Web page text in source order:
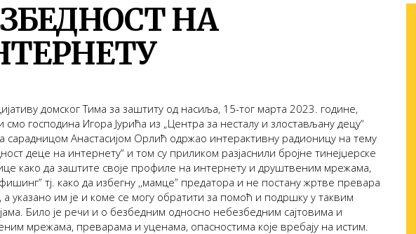
НА
домског Тима за заштиту од насиља, 15-тог марта 2023. године,
смо господина Игора Јурића из „Центра за несталу и злостављану децу“
сарадницом Анастасијом Орлић одржао интерактивну радионицу на тему
деце на интернету“ и том су приликом разјаснили бројне тинејџерске
како да заштите своје профиле на интернету и друштвеним мрежама,
тј. како да избегну ,,мамце” предатора и не постану жртве превара
а указано им је и коме се могу обратити за помоћ и подршку у таквим
Било је речи и о безбедним односно небезбедним сајтовима и
мрежама, преварама и уценама, опасностима које вребају на истим.